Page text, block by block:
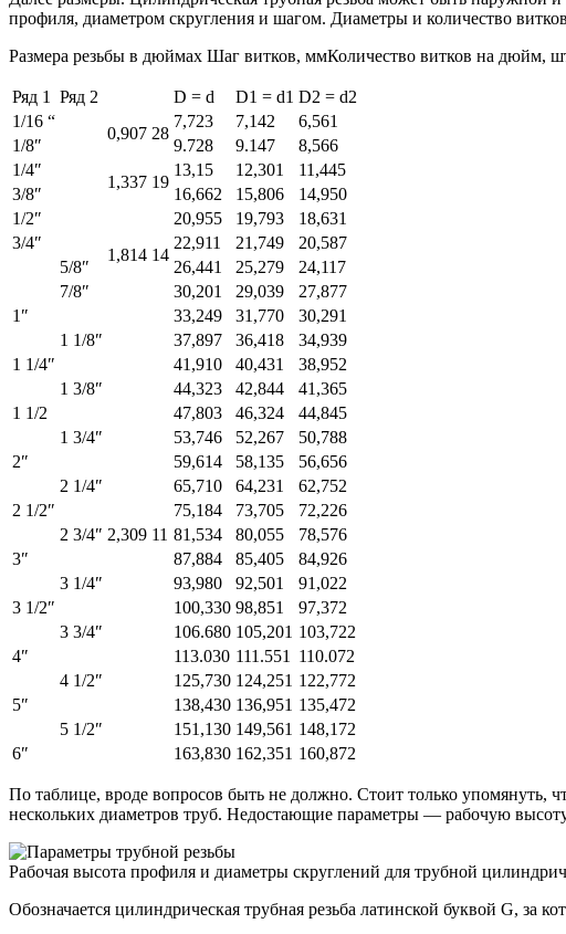
профиля, диаметром скругления и шагом. Диаметры и количество
Размера резьбы в дюймах Шаг витков, ммКоличество витков на дюйм,
Ряд 1 Ряд 2 D = d D1 = d1 D2 = d2
1/16 “
0,907 28
7,723 7,142
6,561
1/8″
9.728 9.147
8,566
1/4″
1,337 19
13,15 12,301
11,445
3/8″
16,662 15,806
14,950
1/2″
1,814 14
20,955 19,793
18,631
3/4″
22,911 21,749
20,587
5/8″
26,441 25,279
24,117
7/8″
30,201 29,039
27,877
1″
2,309 11
33,249 31,770
30,291
1 1/8″
37,897 36,418
34,939
1 1/4″
41,910 40,431
38,952
1 3/8″
44,323 42,844
41,365
1 1/2
47,803 46,324
44,845
1 3/4″
53,746 52,267
50,788
2″
59,614 58,135
56,656
2 1/4″
65,710 64,231
62,752
2 1/2″
75,184 73,705
72,226
2 3/4″
81,534 80,055
78,576
3″
87,884 85,405
84,926
3 1/4″
93,980 92,501
91,022
3 1/2″
100,330 98,851
97,372
3 3/4″
106.680 105,201 103,722
4″
113.030 111.551
110.072
4 1/2″
125,730 124,251 122,772
5″
138,430 136,951 135,472
5 1/2″
151,130 149,561 148,172
6″
163,830 162,351 160,872
По таблице, вроде вопросов быть не должно. Стоит только упомянуть,
нескольких диаметров труб. Недостающие параметры — рабочую
Рабочая высота профиля и диаметры скруглений для трубной
Обозначается цилиндрическая трубная резьба латинской буквой G, за